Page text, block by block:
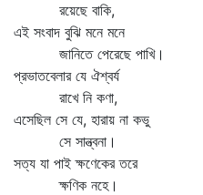
রয়েছে বাকি,
এই সংবাদ বুঝি মনে মনে
জানিতে পেরেছে পাখি।
প্রভাতবেলার যে ঐশ্বর্য
রাখে নি কণা,
এসেছিল সে যে, হারায় না কভু
সে সান্ত্বনা।
সত্য যা পাই ক্ষণেকের তরে
ক্ষণিক নহে।